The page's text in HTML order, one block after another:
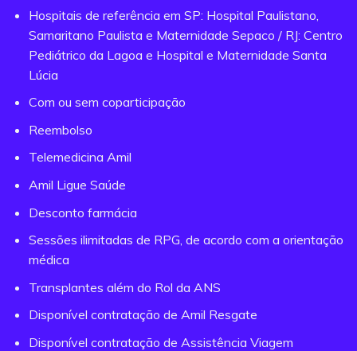
Hospitais de referência em SP: Hospital Paulistano,
Samaritano Paulista e Maternidade Sepaco / RJ: Centro
Pediátrico da Lagoa e Hospital e Maternidade Santa
Lúcia
Com ou sem coparticipação
Reembolso
Telemedicina Amil
Amil Ligue Saúde
Desconto farmácia
Sessões ilimitadas de RPG, de acordo com a orientação
médica
Transplantes além do Rol da ANS
Disponível contratação de Amil Resgate
Disponível contratação de Assistência Viagem